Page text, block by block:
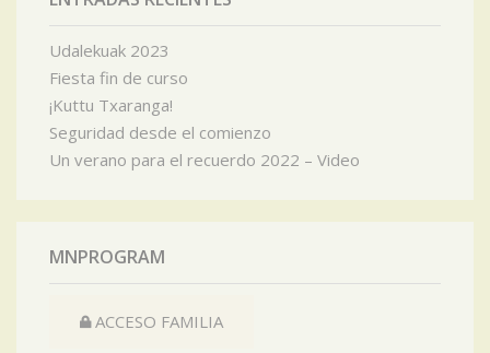
Udalekuak 2023
Fiesta fin de curso
¡Kuttu Txaranga!
Seguridad desde el comienzo
Un verano para el recuerdo 2022 – Video
MNPROGRAM
ACCESO FAMILIA